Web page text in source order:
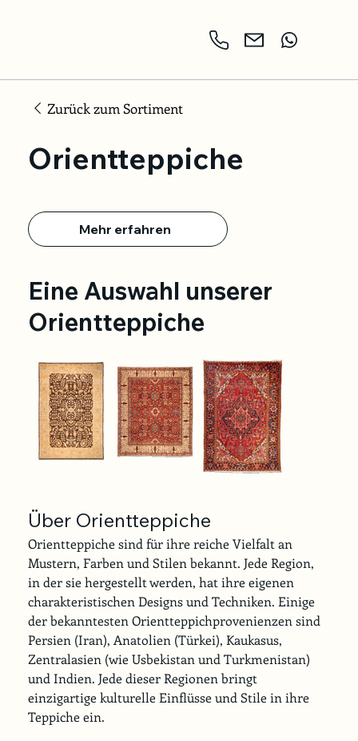
Zurück zum Sortiment
Orientteppiche
Mehr erfahren
Über Orientteppiche
Orientteppiche sind für ihre reiche Vielfalt an
Mustern, Farben und Stilen bekannt. Jede Region,
in der sie hergestellt werden, hat ihre eigenen
charakteristischen Designs und Techniken. Einige
der bekanntesten Orientteppichprovenienzen sind
Persien (Iran), Anatolien (Türkei), Kaukasus,
Zentralasien (wie Usbekistan und Turkmenistan)
und Indien. Jede dieser Regionen bringt
einzigartige kulturelle Einflüsse und Stile in ihre
Teppiche ein.
Eine Auswahl unserer
Orientteppiche